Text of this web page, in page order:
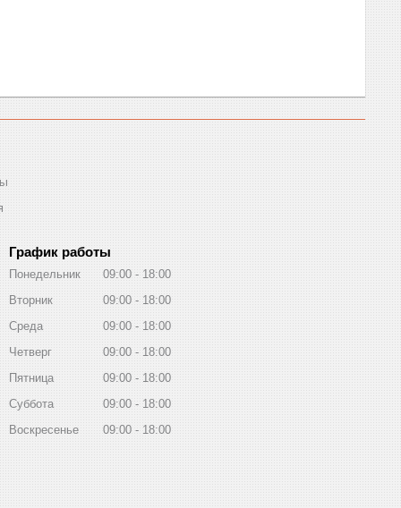
График работы
Понедельник 09:00
18:00
Вторник
09:00
18:00
Среда
09:00
18:00
Четверг
09:00
18:00
Пятница
09:00
18:00
Суббота
09:00
18:00
Воскресенье
09:00 18:00